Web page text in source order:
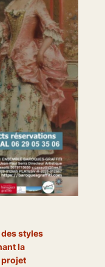
styles
la